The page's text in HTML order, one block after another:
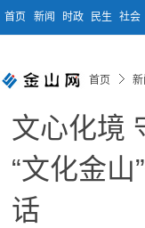
首页 新闻 时政 民生 社会
首页
文心化境
“文化金
话